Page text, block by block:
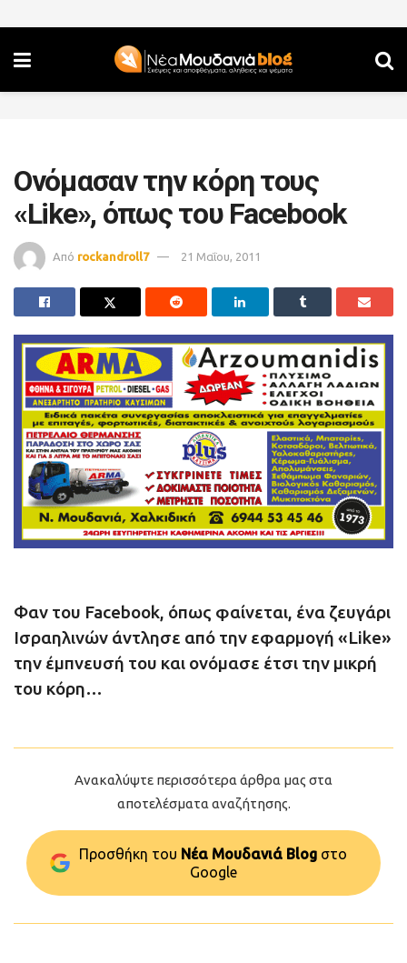
Ονόμασαν την κόρη τους
«Like», όπως του Facebook
Από rockandroll7 21 Μαΐου, 2011
Φαν του Facebook, όπως φαίνεται, ένα ζευγάρι
Ισραηλινών άντλησε από την εφαρμογή «Like»
την έμπνευσή του και ονόμασε έτσι την μικρή
του κόρη…
Ανακαλύψτε περισσότερα άρθρα μας στα
αποτελέσματα αναζήτησης.
Προσθήκη του Νέα Μουδανιά Blog στo
Google